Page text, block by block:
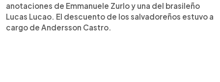
anotaciones de Emmanuele Zurlo y una del brasileño
Lucas Lucao. El descuento de los salvadoreños estuvo a
cargo de Andersson Castro.